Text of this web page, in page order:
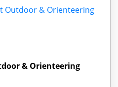
Outdoor & Orienteering
& Orienteering